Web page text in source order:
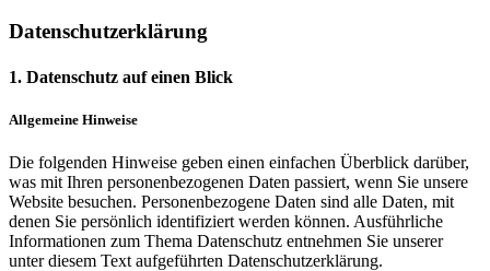
Datenschutzerklärung
1. Datenschutz auf einen Blick
Allgemeine Hinweise
Die folgenden Hinweise geben einen einfachen Überblick darüber,
was mit Ihren personenbezogenen Daten passiert, wenn Sie unsere
Website besuchen. Personenbezogene Daten sind alle Daten, mit
denen Sie persönlich identifiziert werden können. Ausführliche
Informationen zum Thema Datenschutz entnehmen Sie unserer
unter diesem Text aufgeführten Datenschutzerklärung.